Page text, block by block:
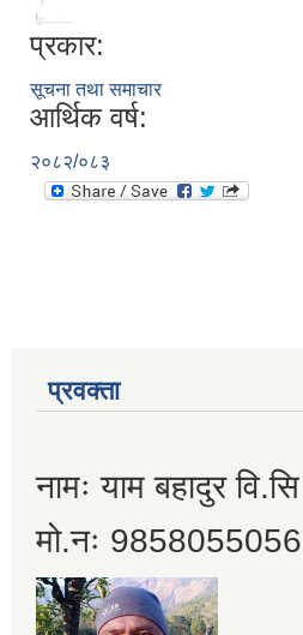
प्रकार:
सूचना तथा समाचार
आर्थिक वर्ष:
२०८२/०८३
प्रवक्ता
नामः याम बहादुर वि.सि
मो.नः 9858055056